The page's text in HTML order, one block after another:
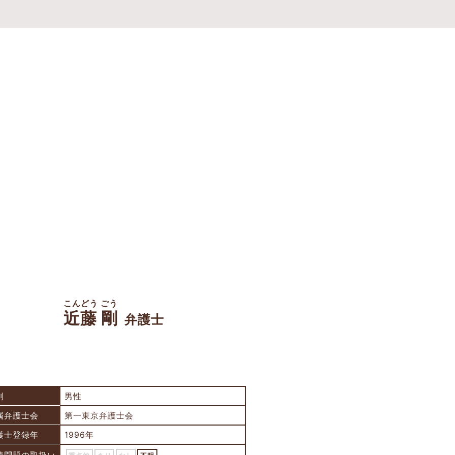
近藤 剛
こんどう ごう
弁護士
男性
弁護士会
第一東京弁護士会
士登録年
1996年